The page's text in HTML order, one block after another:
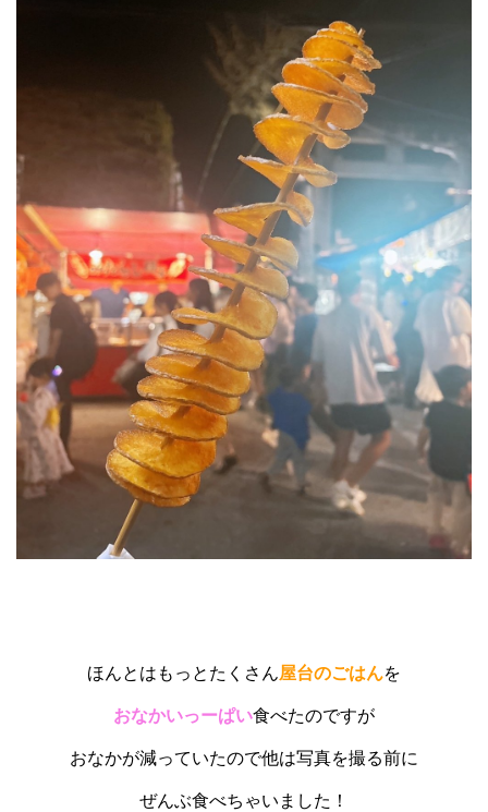
ほんとはもっとたくさん屋台のごはんを
おなかいっーぱい食べたのですが
おなかが減っていたので他は写真を撮る前に
ぜんぶ食べちゃいました！